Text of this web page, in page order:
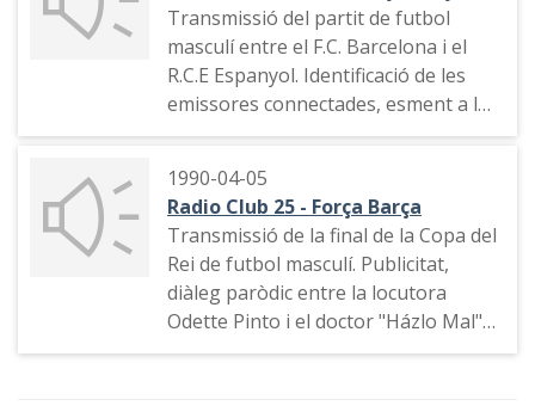
narració de les primeres jugades.
Transmissió del partit de futbol
masculí entre el F.C. Barcelona i el
R.C.E Espanyol. Identificació de les
emissores connectades, esment a la
lesió del locutor Xavier Martín,
Núñez, declaracions del senyor
Àngel Crespo (centenari), alineació
del Barça, declaracions del president
Francesc Perelló, alineació de
l'Espanyol, imitació de Cruyff.
1990-04-05
Radio Club 25 - Força Barça
Transmissió de la final de la Copa del
Rei de futbol masculí. Publicitat,
diàleg paròdic entre la locutora
Odette Pinto i el doctor "Házlo Mal"
(doctor Gaspar Alomar), presentació